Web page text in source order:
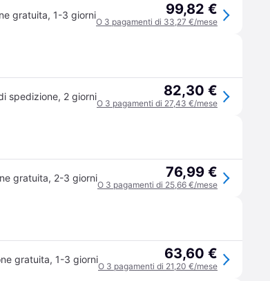
gratuita, 1-3 giorni 99,82 €
O 3 pagamenti di 33,27 €/mese
spedizione, 2 giorni 82,30 €
O 3 pagamenti di 27,43 €/mese
gratuita, 2-3 giorni 76,99 €
O 3 pagamenti di 25,66 €/mese
gratuita, 1-3 giorni 63,60 €
O 3 pagamenti di 21,20 €/mese